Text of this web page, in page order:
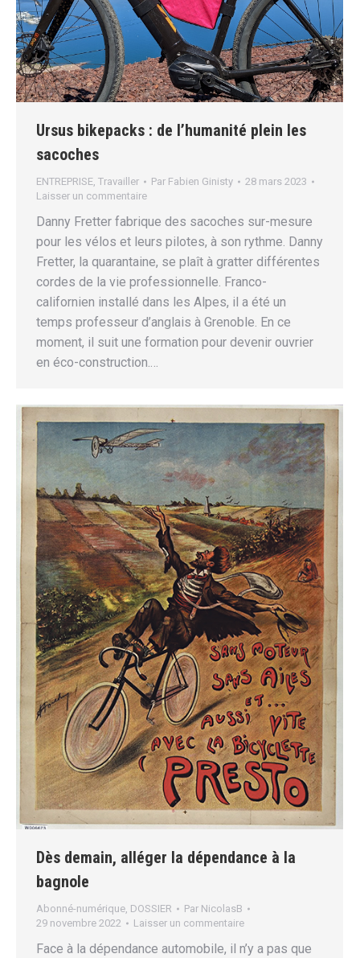
Ursus bikepacks : de l’humanité plein les
sacoches
ENTREPRISE, Travailler Par Fabien Ginisty
28 mars 2023
Laisser un commentaire
Danny Fretter fabrique des sacoches sur-mesure
pour les vélos et leurs pilotes, à son rythme. Danny
Fretter, la quarantaine, se plaît à gratter différentes
cordes de la vie professionnelle. Franco-
californien installé dans les Alpes, il a été un
temps professeur d’anglais à Grenoble. En ce
moment, il suit une formation pour devenir ouvrier
en éco-construction.…
Dès demain, alléger la dépendance à la
bagnole
Abonné-numérique, DOSSIER Par NicolasB
29 novembre 2022
Laisser un commentaire
Face à la dépendance automobile, il n’y a pas que